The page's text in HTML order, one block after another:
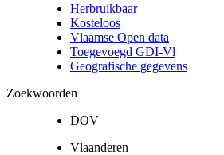
Herbruikbaar
Kosteloos
Vlaamse Open data
Toegevoegd GDI-Vl
Geografische gegevens
Zoekwoorden
DOV
Vlaanderen